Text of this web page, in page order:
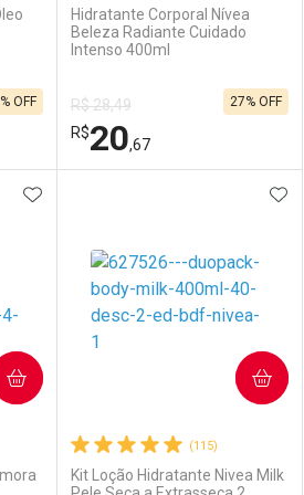
OFF
Hidratante Corporal Nívea
Beleza Radiante Cuidado
Intenso 400ml
R$ 28,49
R$20,67
27% OFF
Laboratório
Por Menos
ADICIONAR AOS FAVORITOS
(115)
Kit Loção Hidratante Nivea Milk
COMPRAR